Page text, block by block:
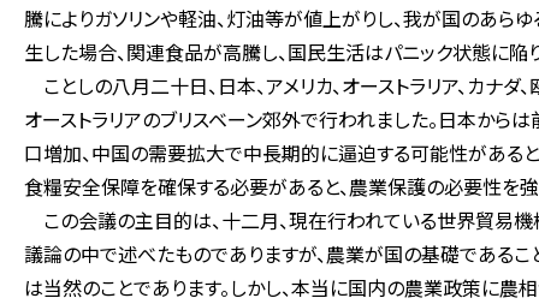
騰によりガソリンや軽油、灯油等が値上がりし、我が国のあ
生した場合、関連食品が高騰し、国民生活はパニック状態に陥
ことしの八月二十日、日本、アメリカ、オーストラリア、カ
オーストラリアのブリスベーン郊外で行われました。日本か
口増加、中国の需要拡大で中長期的に逼迫する可能性がある
食糧安全保障を確保する必要があると、農業保護の必要性を強
この会議の主目的は、十二月、現在行われている世界貿易
議論の中で述べたものでありますが、農業が国の基礎である
は当然のことであります。しかし、本当に国内の農業政策に